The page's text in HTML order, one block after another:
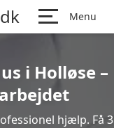
Menu
i Holløse –
hjælp. Få 3